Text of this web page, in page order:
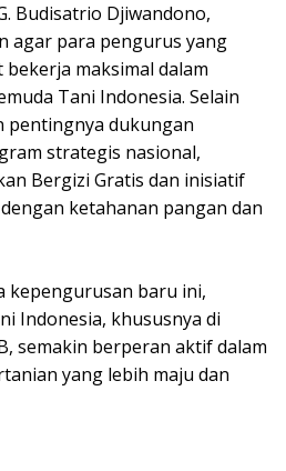
Budisatrio Djiwandono,
agar para pengurus yang
maksimal dalam
Tani Indonesia. Selain
pentingnya dukungan
strategis nasional,
Bergizi Gratis dan inisiatif
ketahanan pangan dan
kepengurusan baru ini,
Indonesia, khususnya di
semakin berperan aktif dalam
yang lebih maju dan